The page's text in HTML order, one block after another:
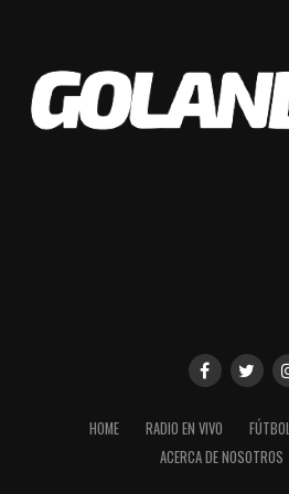
HOME RADIO EN VIVO FÚTBOL
ACERCA DE NOSOTROS